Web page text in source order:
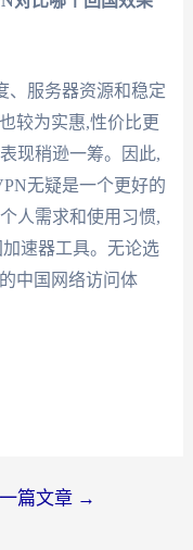
、服务器资源和稳定
较为实惠,性价比更
现稍逊一筹。因此,
无疑是一个更好的
人需求和使用习惯,
速器工具。无论选
中国网络访问体
篇文章 →